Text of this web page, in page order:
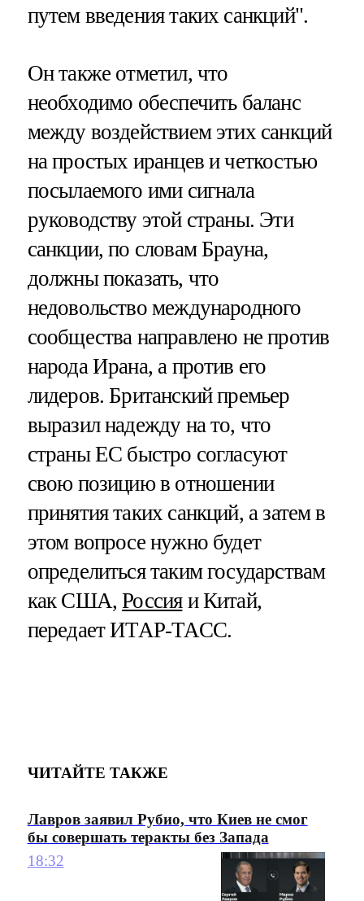
путем введения таких санкций".
Он также отметил, что
необходимо обеспечить баланс
между воздействием этих санкций
на простых иранцев и четкостью
посылаемого ими сигнала
руководству этой страны. Эти
санкции, по словам Брауна,
должны показать, что
недовольство международного
сообщества направлено не против
народа Ирана, а против его
лидеров. Британский премьер
выразил надежду на то, что
страны ЕС быстро согласуют
свою позицию в отношении
принятия таких санкций, а затем в
этом вопросе нужно будет
определиться таким государствам
как США,Россияи Китай,
передает ИТАР-ТАСС.
ЧИТАЙТЕ ТАКЖЕ
Лавров заявил Рубио, что Киев не смог
бы совершать теракты без Запада
18:32